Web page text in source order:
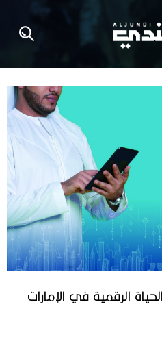
الرقمية في الإمارات